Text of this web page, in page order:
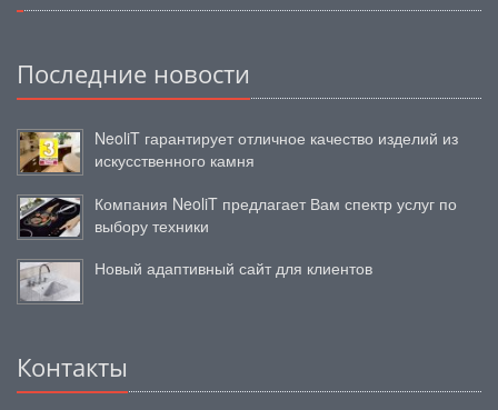
Последние новости
NeoliT гарантирует отличное качество изделий из
искусственного камня
Компания NeoliT предлагает Вам спектр услуг по
выбору техники
Новый адаптивный сайт для клиентов
Контакты